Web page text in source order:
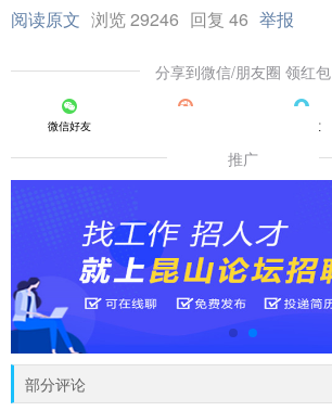
阅读原文 浏览 29246 回复 46 举报
分享到微信/朋友圈 领红包
微信好友 QQ好友
推广
部分评论